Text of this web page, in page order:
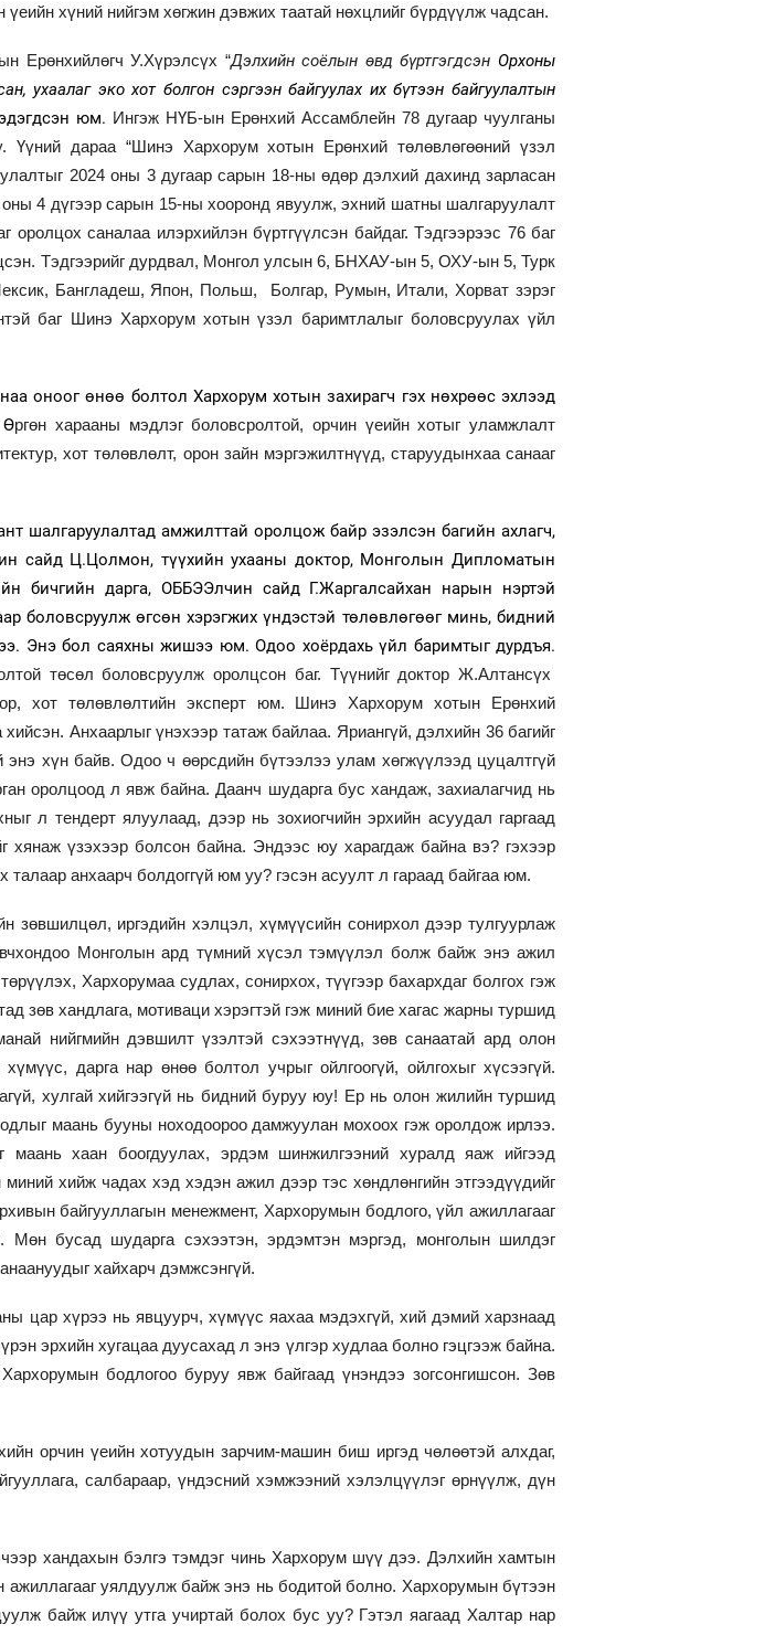
хүний нийгэм хөгжин дэвжих таатай нөхцлийг бүрдүүлж чадсан.
Ерөнхийлөгч У.Хүрэлсүх “Дэлхийн соёлын өвд бүртгэгдсэн Орхоны
ухаалаг эко хот болгон сэргээн байгуулах их бүтээн байгуулалтын
юм. Ингэж НҮБ-ын Ерөнхий Ассамблейн 78 дугаар чуулганы
Үүний дараа “Шинэ Хархорум хотын Ерөнхий төлөвлөгөөний үзэл
2024 оны 3 дугаар сарын 18-ны өдөр дэлхий дахинд зарласан
4 дүгээр сарын 15-ны хооронд явуулж, эхний шатны шалгаруулалт
саналаа илэрхийлэн бүртгүүлсэн байдаг. Тэдгээрээс 76 баг
Тэдгээрийг дурдвал, Монгол улсын 6, БНХАУ-ын 5, ОХУ-ын 5, Турк
Бангладеш, Япон, Польш, Болгар, Румын, Итали, Хорват зэрэг
баг Шинэ Хархорум хотын үзэл баримтлалыг боловсруулах үйл
оноог өнөө болтол Хархорум хотын захирагч гэх нөхрөөс эхлээд
Өргөн харааны мэдлэг боловсролтой, орчин үеийн хотыг уламжлалт
хот төлөвлөлт, орон зайн мэргэжилтнүүд, старуудынхаа санааг
шалгаруулалтад амжилттай оролцож байр эзэлсэн багийн ахлагч,
сайд Ц.Цолмон, түүхийн ухааны доктор, Монголын Дипломатын
бичгийн дарга, ОББЭЭлчин сайд Г.Жаргалсайхан нарын нэртэй
боловсруулж өгсөн хэрэгжих үндэстэй төлөвлөгөөг минь, бидний
Энэ бол саяхны жишээ юм. Одоо хоёрдахь үйл баримтыг дурдъя.
төсөл боловсруулж оролцсон баг. Түүнийг доктор Ж.Алтансүх
хот төлөвлөлтийн эксперт юм. Шинэ Хархорум хотын Ерөнхий
Анхаарлыг үнэхээр татаж байлаа. Яриангүй, дэлхийн 36 багийг
энэ хүн байв. Одоо ч өөрсдийн бүтээлээ улам хөгжүүлээд цуцалтгүй
оролцоод л явж байна. Даанч шударга бус хандаж, захиалагчид нь
л тендерт ялуулаад, дээр нь зохиогчийн эрхийн асуудал гаргаад
хянаж үзэхээр болсон байна. Эндээс юу харагдаж байна вэ? гэхээр
анхаарч болдоггүй юм уу? гэсэн асуулт л гараад байгаа юм.
зөвшилцөл, иргэдийн хэлцэл, хүмүүсийн сонирхол дээр тулгуурлаж
Монголын ард түмний хүсэл тэмүүлэл болж байж энэ ажил
Хархорумаа судлах, сонирхох, түүгээр бахархдаг болгох гэж
зөв хандлага, мотиваци хэрэгтэй гэж миний бие хагас жарны туршид
нийгмийн дэвшилт үзэлтэй сэхээтнүүд, зөв санаатай ард олон
дарга нар өнөө болтол учрыг ойлгоогүй, ойлгохыг хүсээгүй.
хулгай хийгээгүй нь бидний буруу юу! Ер нь олон жилийн туршид
маань бууны ноходоороо дамжуулан мохоох гэж оролдож ирлээ.
хаан боогдуулах, эрдэм шинжилгээний хуралд яаж ийгээд
хийж чадах хэд хэдэн ажил дээр тэс хөндлөнгийн этгээдүүдийг
байгууллагын менежмент, Хархорумын бодлого, үйл ажиллагааг
бусад шударга сэхээтэн, эрдэмтэн мэргэд, монголын шилдэг
хайхарч дэмжсэнгүй.
цар хүрээ нь явцуурч, хүмүүс яахаа мэдэхгүй, хий дэмий харзнаад
эрхийн хугацаа дуусахад л энэ үлгэр худлаа болно гэцгээж байна.
бодлогоо буруу явж байгаад үнэндээ зогсонгишсон. Зөв
орчин үеийн хотуудын зарчим-машин биш иргэд чөлөөтэй алхдаг,
салбараар, үндэсний хэмжээний хэлэлцүүлэг өрнүүлж, дүн
хандахын бэлгэ тэмдэг чинь Хархорум шүү дээ. Дэлхийн хамтын
ажиллагааг уялдуулж байж энэ нь бодитой болно. Хархорумын бүтээн
байж илүү утга учиртай болох бус уу? Гэтэл яагаад Халтар нар